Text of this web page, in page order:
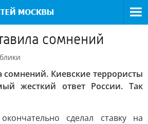
сомнений
сомнений. Киевские террористы
жесткий ответ России. Так
сделал ставку на